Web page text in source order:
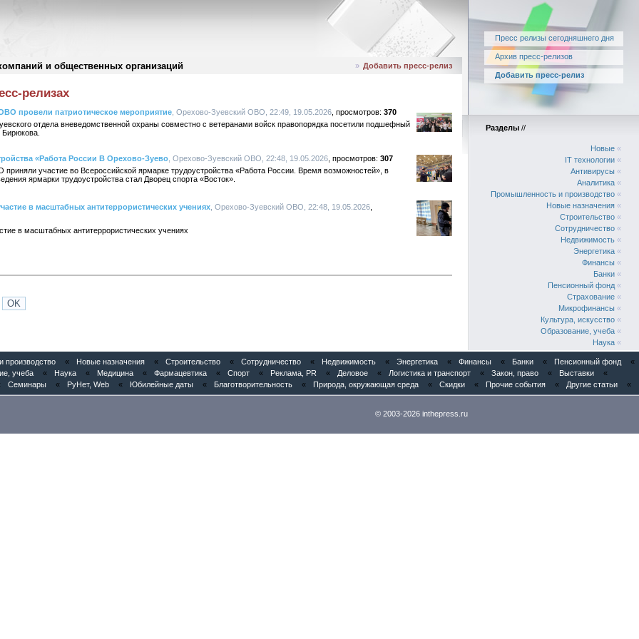
и общественных организаций
Пресс релизы сегодняшнего дня
Архив пресс-релизов
Добавить пресс-релиз
» Добавить пресс-релиз
релизах
провели патриотическое мероприятие , Орехово-Зуевский ОВО, 22:49, 19.05.2026
370
отдела вневедомственной охраны совместно с ветеранами войск правопорядка посетили подшефный
«Работа России В Орехово-Зуево , Орехово-Зуевский ОВО, 22:48, 19.05.2026
307
участие во Всероссийской ярмарке трудоустройства «Работа России. Время возможностей», в
ярмарки трудоустройства стал Дворец спорта «Восток».
в масштабных антитеррористических учениях , Орехово-Зуевский ОВО, 22:48, 19.05.2026
в масштабных антитеррористических учениях
Разделы //
Новые «
IT технологии «
Антивирусы «
Аналитика «
Промышленность и производство «
Новые назначения «
Строительство «
Сотрудничество «
Недвижимость «
Энергетика «
Финансы «
Банки «
Пенсионный фонд «
Страхование «
Микрофинансы «
Культура, искусство «
Образование, учеба «
Наука «
Медицина«
Фармацевтика«
Спорт
Реклама, PR«
Выставки«
производство « Новые назначения « Строительство « Сотрудничество « Недвижимость « Энергетика « Финансы « Банки « Пенсионный фонд
«
учеба « Наука « Медицина « Фармацевтика « Спорт « Реклама, PR « Деловое « Логистика и транспорт « Закон, право « Выставки
«
Семинары « РуНет, Web « Юбилейные даты « Благотворительность « Природа, окружающая среда « Скидки « Прочие события « Другие статьи «
© 2003-2026 inthepress.ru